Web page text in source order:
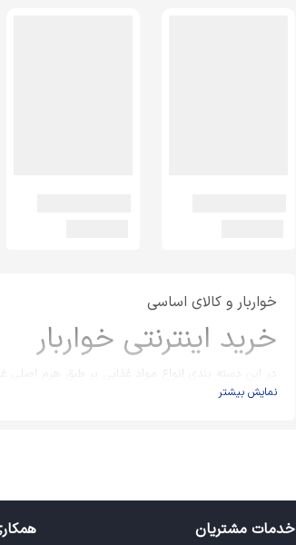
خواربار و کالای اساسی
خرید اینترنتی خواربار
در این دسته بندی انواع مواد غذایی بر طبق هرم
جای می گیرند. همچنین هرم غذایی به گونه ای طراحی
نمایش بیشتر
خدمات مشتریان